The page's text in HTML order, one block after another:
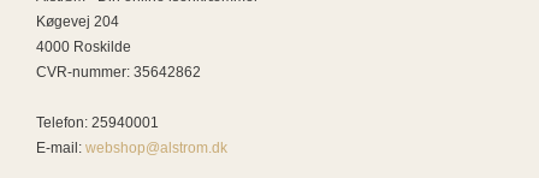
Køgevej 204
4000 Roskilde
CVR-nummer: 35642862
Telefon: 25940001
E-mail : webshop@alstrom.dk